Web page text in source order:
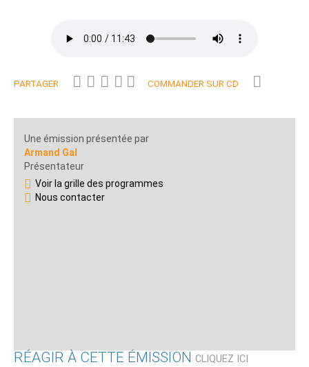
PARTAGER COMMANDER SUR CD
Une émission présentée par
Armand Gal
Présentateur
Voir la grille des programmes
Nous contacter
RÉAGIR À CETTE ÉMISSION CLIQUEZ ICI